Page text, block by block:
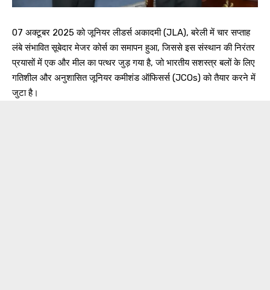
07 अक्टूबर 2025 को जूनियर लीडर्स अकादमी (JLA), बरेली में चार सप्ताह
लंबे संभावित सूबेदार मेजर कोर्स का समापन हुआ, जिससे इस संस्थान की निरंतर
प्रयासों में एक और मील का पत्थर जुड़ गया है, जो भारतीय सशस्त्र बलों के लिए
गतिशील और अनुशासित जूनियर कमीशंड ऑफिसर्स (JCOs) को तैयार करने में
जुटा है।